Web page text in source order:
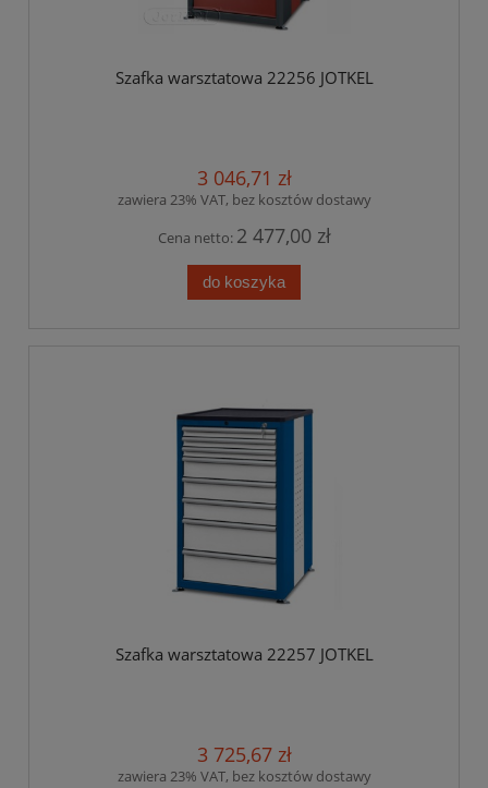
Szafka warsztatowa 22256 JOTKEL
3 046,71 zł
zawiera 23% VAT, bez kosztów dostawy
Cena netto: 2 477,00 zł
do koszyka
Szafka warsztatowa 22257 JOTKEL
3 725,67 zł
zawiera 23% VAT, bez kosztów dostawy